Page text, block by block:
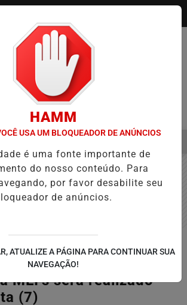
sobre marketing
MEI’s será realizado
(7)
HAMM
USA UM BLOQUEADOR DE ANÚNCIOS
é uma fonte importante de
do nosso conteúdo. Para
por favor desabilite seu
de anúncios.
ATUALIZE A PÁGINA PARA CONTINUAR SUA
NAVEGAÇÃO!